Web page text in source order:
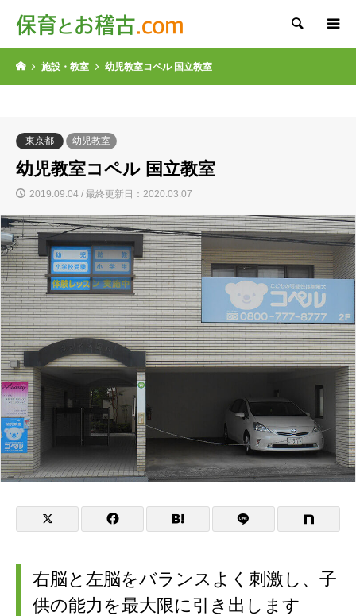
検索
施設・教室 幼児教室コペル 国立教室
東京都 幼児教室
幼児教室コペル 国立教室
2019.09.04 / 最終更新日：2020.03.07
右脳と左脳をバランスよく刺激し、子
供の能力を最大限に引き出します